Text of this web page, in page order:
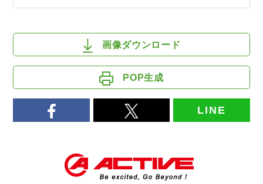
画像ダウンロード
POP生成
LINE